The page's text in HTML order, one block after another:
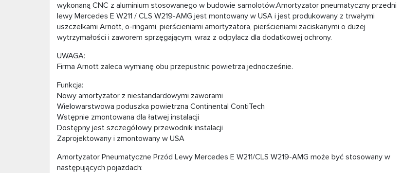
wykonaną CNC z aluminium stosowanego w budowie samolotów.Amortyzator pneumatyczny przedni
lewy Mercedes E W211 / CLS W219-AMG jest montowany w USA i jest produkowany z trwałymi
uszczelkami Arnott, o-ringami, pierścieniami amortyzatora, pierścieniami zaciskanymi o dużej
wytrzymałości i zaworem sprzęgającym, wraz z odpylacz dla dodatkowej ochrony.
UWAGA:
Firma Arnott zaleca wymianę obu przepustnic powietrza jednocześnie.
Funkcja:
Nowy amortyzator z niestandardowymi zaworami
Wielowarstwowa poduszka powietrzna Continental ContiTech
Wstępnie zmontowana dla łatwej instalacji
Dostępny jest szczegółowy przewodnik instalacji
Zaprojektowany i zmontowany w USA
Amortyzator Pneumatyczne Przód Lewy Mercedes E W211/CLS W219-AMG może być stosowany w
następujących pojazdach: